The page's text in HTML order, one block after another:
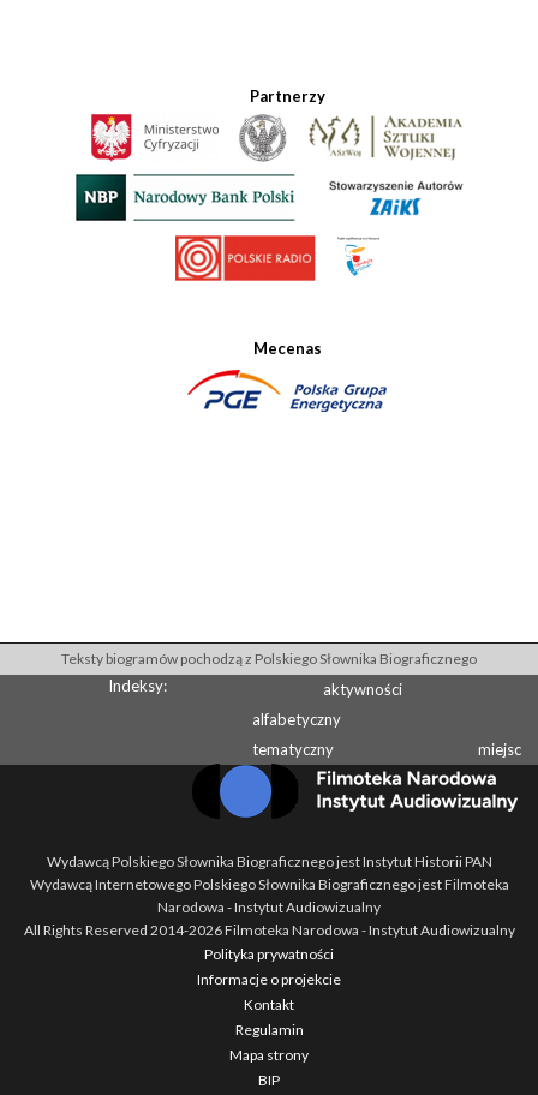
Partnerzy
Mecenas
Teksty biogramów pochodzą z Polskiego Słownika Biograficznego
Indeksy:
aktywności
alfabetyczny
tematyczny
miejsc
Wydawcą Polskiego Słownika Biograficznego jest Instytut Historii PAN
Wydawcą Internetowego Polskiego Słownika Biograficznego jest Filmoteka
Narodowa - Instytut Audiowizualny
All Rights Reserved 2014-2026Filmoteka Narodowa - Instytut Audiowizualny
Polityka prywatności
Informacje o projekcie
Kontakt
Regulamin
Mapa strony
BIP